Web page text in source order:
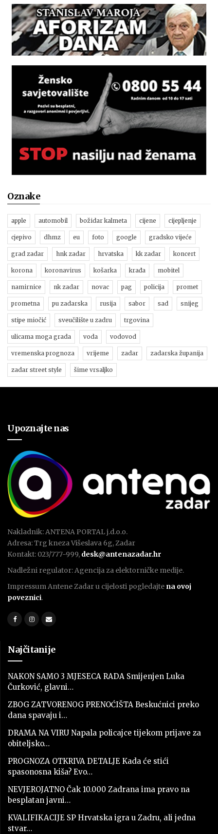
Oznake
apple automobil božidar kalmeta cijene cijepljenje
cjepivo dhmz eu foto google gradsko vijeće
grad zadar hnk zadar hrvatska kk zadar koncert
korona koronavirus košarka krađa mobitel
namirnice nk zadar novac pag policija promet
prometna pu zadarska rusija sabor sad snijeg
stipe miočić sveučilište u zadru trgovina
ulicama moga grada voda vodovod
vremenska prognoza vrijeme zadar zadarska županija
zadar street style šime vrsaljko
Upoznajte nas
Nakladnik: ANTENA PORTAL j.d.o.o.
Adresa: Trg kneza Višeslava 6g, Zadar
Kontakt: 023/777-999, desk@antenazadar.hr
Nadležni regulator: Agencija za elektorničke medije.
Impressum Antene Zadar u cijelosti pogledajte na ovoj
poveznici.
Najčitanije
NAKON SAMO 3 MJESECA RADA Smijenjen Luka
Čurković, glavni…
ZBOG ZATVORENOG PRENOĆIŠTA Beskućnici preko
dana spavaju i…
DRAMA NA VIRU Napala policajce tijekom prijave za
obiteljsko…
PROGNOZA OTKRIVA DETALJE Kada će stići
spasonosna kiša? Evo…
NEVJEROJATNO Čak 10.000 Zadrana ima pravo na
besplatan javni…
KVALIFIKACIJE SP Hrvatska igra u Zadru, ali jedna
stvar…